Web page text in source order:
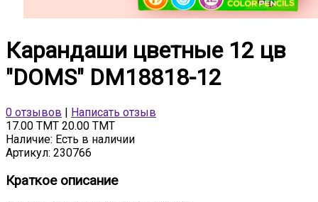
Карандаши цветные 12 цв
"DOMS" DM18818-12
0 отзывов
Написать отзыв
17.00 TMT 20.00 TMT
Наличие: Есть в наличии
Артикул: 230766
Краткое описание